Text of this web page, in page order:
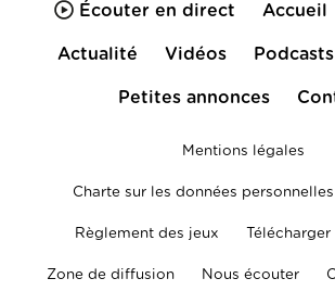
Écouter en direct Accueil
Actualité Vidéos Podcasts
Petites annonces
Mentions légales
Charte sur les données
Règlement des jeux
Zone de diffusion Nous écouter